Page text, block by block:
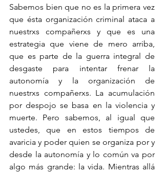
Sabemos bien que no es la primera vez
que ésta organización criminal ataca a
nuestrxs compañerxs y que es una
estrategia que viene de mero arriba,
que es parte de la guerra integral de
desgaste para intentar frenar la
autonomía y la organización de
nuestrxs compañerxs. La acumulación
por despojo se basa en la violencia y
muerte. Pero sabemos, al igual que
ustedes, que en estos tiempos de
avaricia y poder quien se organiza por y
desde la autonomía y lo común va por
algo más grande: la vida. Mientras allá